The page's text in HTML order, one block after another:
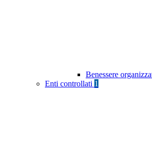
Benessere
Enti controllati 1